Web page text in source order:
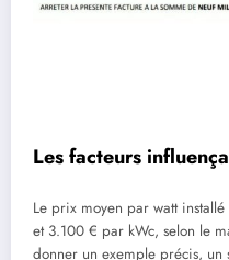
Les facteurs
Le prix moyen par watt
et 3.100 € par kWc, selon le
donner un exemple précis,